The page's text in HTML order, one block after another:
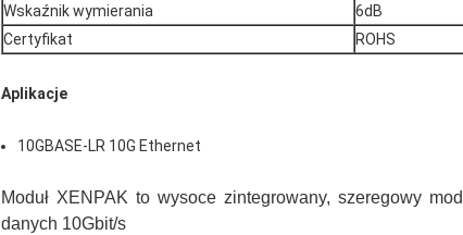
Wskaźnik wymierania
6dB
Certyfikat
ROHS
Aplikacje
10GBASE-LR 10G Ethernet
Moduł XENPAK to wysoce zintegrowany, szeregowy
danych 10Gbit/s